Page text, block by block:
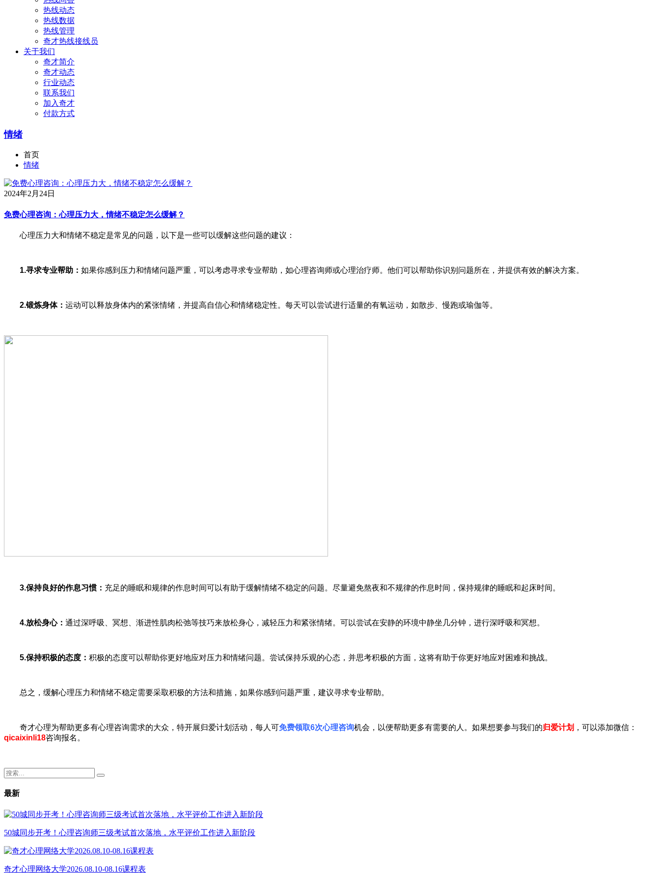
热线动态
热线数据
热线管理
奇才热线接线员
关于我们
奇才简介
奇才动态
行业动态
联系我们
加入奇才
付款方式
情绪
首页
情绪
2024年2月24日
免费心理咨询：心理压力大，情绪不稳定怎么缓解？
心理压力大和情绪不稳定是常见的问题，以下是一些可以缓解这些问题的建议：
1.寻求专业帮助： 如果你感到压力和情绪问题严重，可以考虑寻求专业帮助，如心理咨询师或心理治疗师。他们可以帮助你识别问题所在，并提供有效的解决方案。
2.锻炼身体： 运动可以释放身体内的紧张情绪，并提高自信心和情绪稳定性。每天可以尝试进行适量的有氧运动，如散步、慢跑或瑜伽等。
3.保持良好的作息习惯： 充足的睡眠和规律的作息时间可以有助于缓解情绪不稳定的问题。尽量避免熬夜和不规律的作息时间，保持规律的睡眠和起床时间。
4.放松身心： 通过深呼吸、冥想、渐进性肌肉松弛等技巧来放松身心，减轻压力和紧张情绪。可以尝试在安静的环境中静坐几分钟，进行深呼吸和冥想。
5.保持积极的态度： 积极的态度可以帮助你更好地应对压力和情绪问题。尝试保持乐观的心态，并思考积极的方面，这将有助于你更好地应对困难和挑战。
总之，缓解心理压力和情绪不稳定需要采取积极的方法和措施，如果你感到问题严重，建议寻求专业帮助。
奇才心理为帮助更多有心理咨询需求的大众，特开展归爱计划活动，每人可免费领取6次心理咨询机会，以便帮助更多有需要的人。如果想要参与我们的归爱计划 ，可以添加微信：
qicaixinli18咨询报名。
最新
50城同步开考！心理咨询师三级考试首次落地，水平评价工作进入新阶段
奇才心理网络大学2026.08.10-08.16课程表